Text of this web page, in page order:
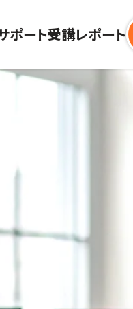
ポート受講レポート